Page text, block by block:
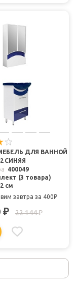
МЕБЕЛЬ ДЛЯ ВАННОЙ
СИНЯЯ
400049
(3 товара)
см
завтра за 400₽
₽ 22 144₽